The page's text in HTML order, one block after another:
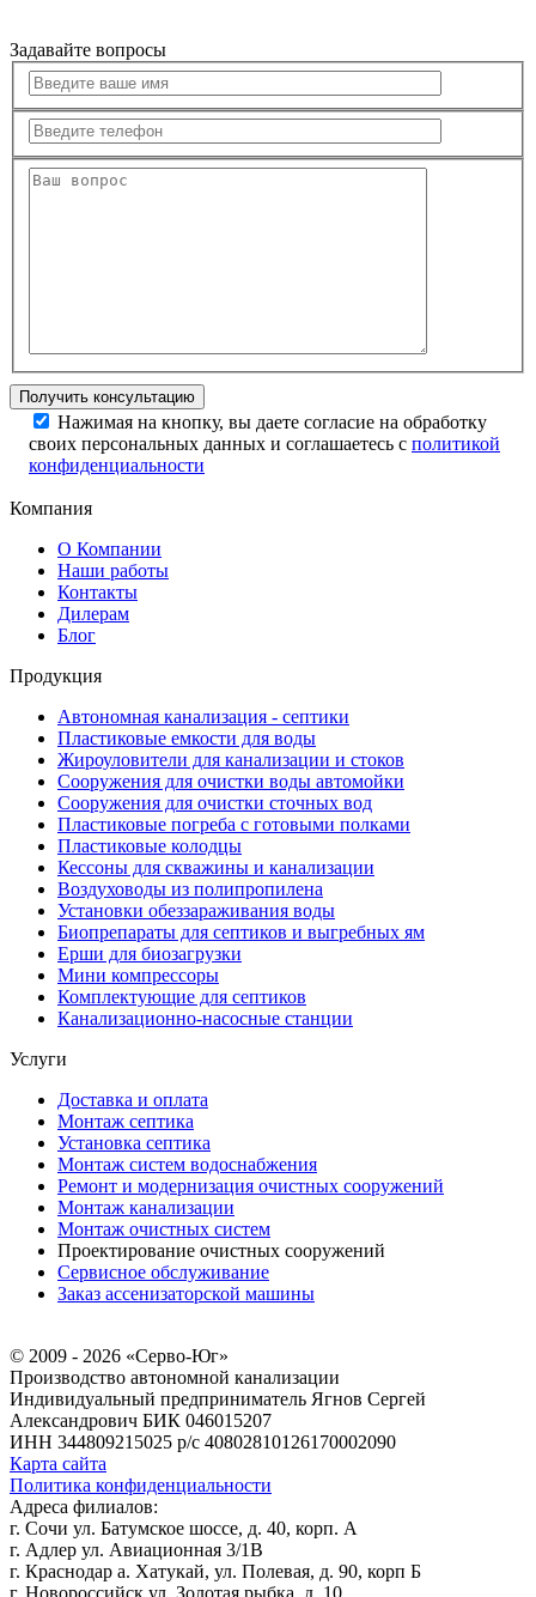
Задавайте вопросы
Нажимая на кнопку, вы даете согласие на обработку
своих персональных данных и соглашаетесь с политикой
конфиденциальности
Компания
О Компании
Наши работы
Контакты
Дилерам
Блог
Продукция
Автономная канализация - септики
Пластиковые емкости для воды
Жироуловители для канализации и стоков
Сооружения для очистки воды автомойки
Сооружения для очистки сточных вод
Пластиковые погреба с готовыми полками
Пластиковые колодцы
Кессоны для скважины и канализации
Воздуховоды из полипропилена
Установки обеззараживания воды
Биопрепараты для септиков и выгребных ям
Ерши для биозагрузки
Мини компрессоры
Комплектующие для септиков
Канализационно-насосные станции
Услуги
Доставка и оплата
Монтаж септика
Установка септика
Монтаж систем водоснабжения
Ремонт и модернизация очистных сооружений
Монтаж канализации
Монтаж очистных систем
Проектирование очистных сооружений
Сервисное обслуживание
Заказ ассенизаторской машины
© 2009 - 2026 «Серво-Юг»
Производство автономной канализации
Индивидуальный предприниматель Ягнов Сергей
Александрович БИК 046015207
ИНН 344809215025 р/с 40802810126170002090
Карта сайта
Политика конфиденциальности
Адреса филиалов:
г. Сочи ул. Батумское шоссе, д. 40, корп. А
г. Адлер ул. Авиационная 3/1В
г. Краснодар а. Хатукай, ул. Полевая, д. 90, корп Б
г. Новороссийск ул. Золотая рыбка, д. 10